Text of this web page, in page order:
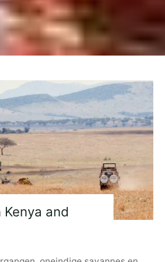
and